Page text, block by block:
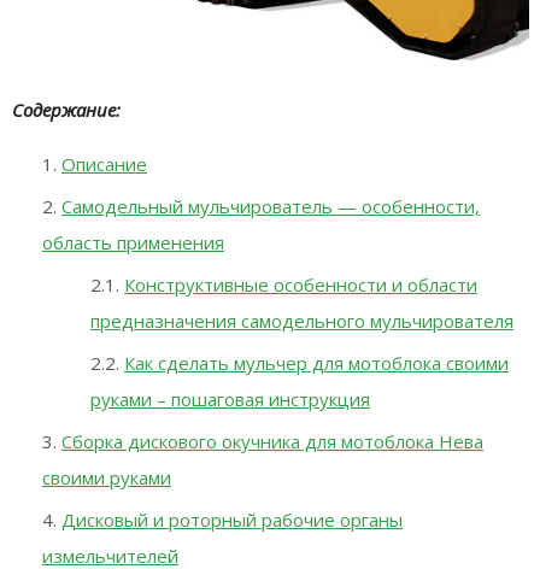
Содержание:
Описание
Самодельный мульчирователь — особенности,
область применения
Конструктивные особенности и области
предназначения самодельного мульчирователя
Как сделать мульчер для мотоблока своими
руками – пошаговая инструкция
Сборка дискового окучника для мотоблока Нева
своими руками
Дисковый и роторный рабочие органы
измельчителей